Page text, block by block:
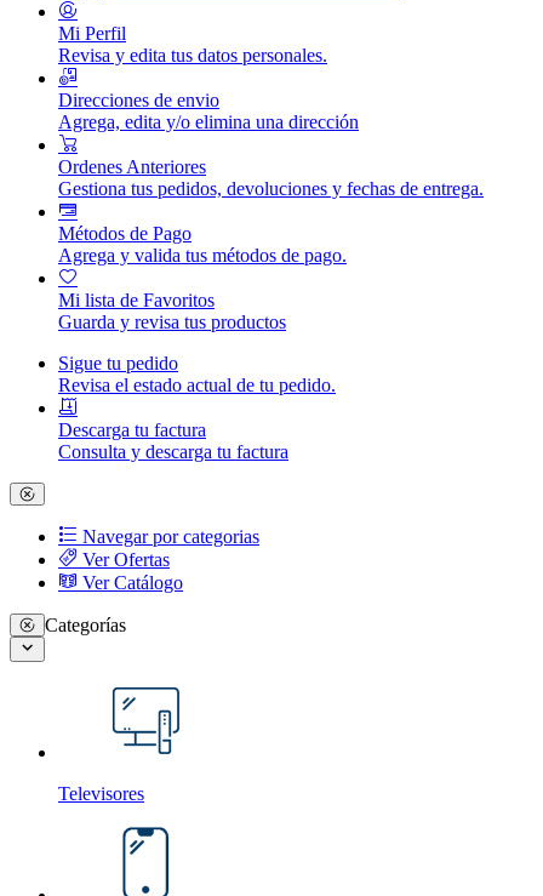
Mi Perfil
Revisa y edita tus datos personales.
Direcciones de envio
Agrega, edita y/o elimina una dirección
Ordenes Anteriores
Gestiona tus pedidos, devoluciones y fechas de entrega.
Métodos de Pago
Agrega y valida tus métodos de pago.
Mi lista de Favoritos
Guarda y revisa tus productos
Sigue tu pedido
Revisa el estado actual de tu pedido.
Descarga tu factura
Consulta y descarga tu factura
Navegar por categorias
Ver Ofertas
Ver Catálogo
Categorías
Televisores